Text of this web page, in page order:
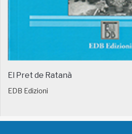
El Pret de Ratanà
EDB Edizioni